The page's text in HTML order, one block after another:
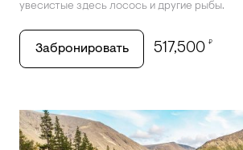
увесистые здесь лосось и другие рыбы.
Забронировать 517,500 ₽